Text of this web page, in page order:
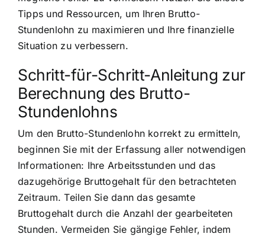
Tipps und Ressourcen, um Ihren Brutto-
Stundenlohn zu maximieren und Ihre finanzielle
Situation zu verbessern.
Schritt-für-Schritt-Anleitung zur
Berechnung des Brutto-
Stundenlohns
Um den Brutto-Stundenlohn korrekt zu ermitteln,
beginnen Sie mit der Erfassung aller notwendigen
Informationen: Ihre Arbeitsstunden und das
dazugehörige Bruttogehalt für den betrachteten
Zeitraum. Teilen Sie dann das gesamte
Bruttogehalt durch die Anzahl der gearbeiteten
Stunden. Vermeiden Sie gängige Fehler, indem